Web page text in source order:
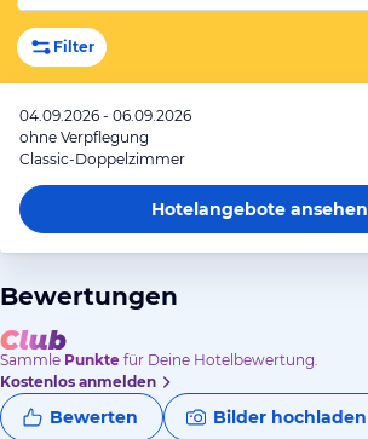
Filter
04.09.2026 - 06.09.2026
ohne Verpflegung
Classic-Doppelzimmer
Hotelangeboteansehen
Bewertungen
Sammle Punkte für Deine Hotelbewertung.
Kostenlos anmelden
Bewerten Bilder hochladen